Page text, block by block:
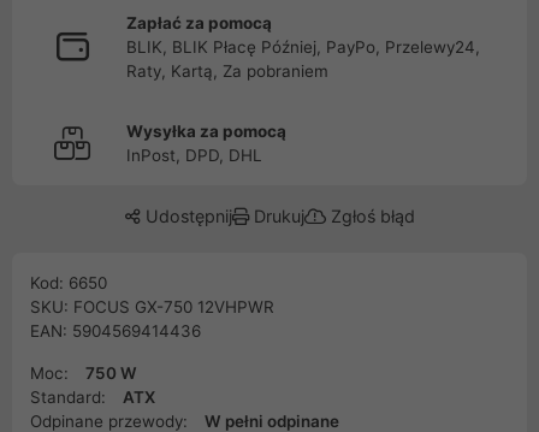
Zapłać za pomocą
BLIK, BLIK Płacę Później, PayPo, Przelewy24,
Raty, Kartą, Za pobraniem
Wysyłka za pomocą
InPost, DPD, DHL
Udostępnij Drukuj Zgłoś błąd
Kod: 6650
SKU: FOCUS GX-750 12VHPWR
EAN: 5904569414436
Moc:
750 W
Standard:
ATX
Odpinane przewody:
W pełni odpinane